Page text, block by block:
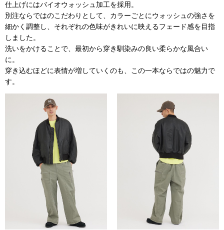
仕上げにはバイオウォッシュ加工を採用。
別注ならではのこだわりとして、カラーごとにウォッシュの強さを
細かく調整し、それぞれの色味がきれいに映えるフェード感を目指
しました。
洗いをかけることで、最初から穿き馴染みの良い柔らかな風合い
に。
穿き込むほどに表情が増していくのも、この一本ならではの魅力で
す。